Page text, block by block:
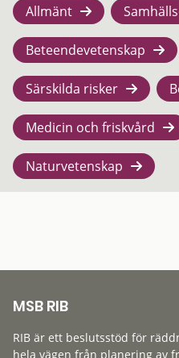
Allmänt
Beteendevetenskap
Särskilda risker
Medicin och friskvård
Naturvetenskap
MSB RIB
RIB är ett beslutsstöd för
hela vägen från planering av